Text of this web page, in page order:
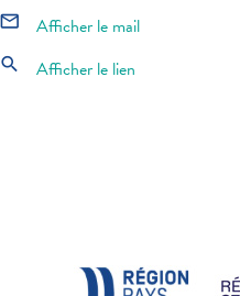
mail_outline Afficher le mail
search Afficher le lien